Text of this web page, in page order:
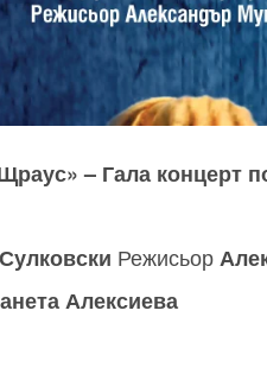
– Гала концерт
Режисьор
Алексиева